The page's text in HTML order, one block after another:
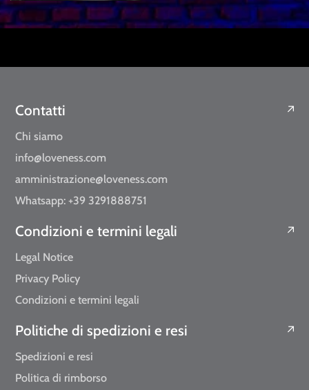
Contatti
Chi siamo
info@loveness.com
amministrazione@loveness.com
Whatsapp: +39 3291888751
Condizioni e termini legali
Legal Notice
Privacy Policy
Condizioni e termini legali
Politiche di spedizioni e resi
Spedizioni e resi
Politica di rimborso